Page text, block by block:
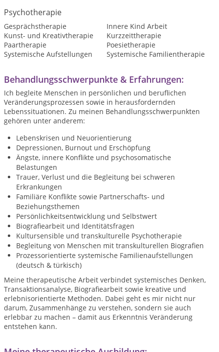
Psychotherapie
Gesprächstherapie
Innere Kind Arbeit
Kunst- und Kreativtherapie
Kurzzeittherapie
Paartherapie
Poesietherapie
Systemische Aufstellungen
Systemische Familientherapie
Behandlungsschwerpunkte & Erfahrungen:
Ich begleite Menschen in persönlichen und beruflichen
Veränderungsprozessen sowie in herausfordernden
Lebenssituationen. Zu meinen Behandlungsschwerpunkten
gehören unter anderem:
Lebenskrisen und Neuorientierung
Depressionen, Burnout und Erschöpfung
Ängste, innere Konflikte und psychosomatische
Belastungen
Trauer, Verlust und die Begleitung bei schweren
Erkrankungen
Familiäre Konflikte sowie Partnerschafts- und
Beziehungsthemen
Persönlichkeitsentwicklung und Selbstwert
Biografiearbeit und Identitätsfragen
Kultursensible und transkulturelle Psychotherapie
Begleitung von Menschen mit transkulturellen Biografien
Prozessorientierte systemische Familienaufstellungen
(deutsch & türkisch)
Meine therapeutische Arbeit verbindet systemisches Denken,
Transaktionsanalyse, Biografiearbeit sowie kreative und
erlebnisorientierte Methoden. Dabei geht es mir nicht nur
darum, Zusammenhänge zu verstehen, sondern sie auch
erlebbar zu machen – damit aus Erkenntnis Veränderung
entstehen kann.